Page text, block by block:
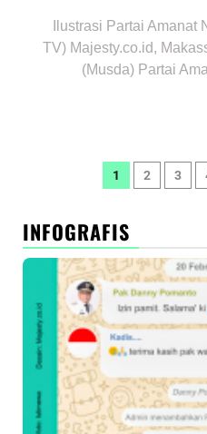
Ilustrasi Partai Amanat
TV) Majesty.co.id,
(Musda) Partai
Paginasi
1 2 3
INFOGRAFIS